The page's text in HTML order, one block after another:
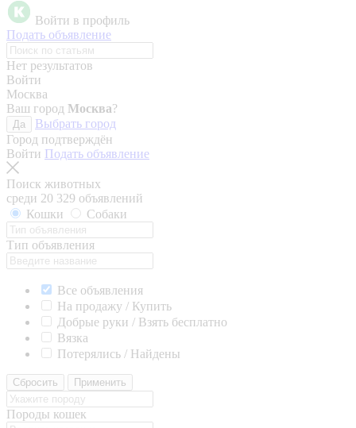
Войти в профиль
Подать объявление
Нет результатов
Войти
Москва
Ваш город Москва?
Да
Выбрать город
Город подтверждён
Войти Подать объявление
Поиск животных
среди 20 329 объявлений
Кошки
Собаки
Тип объявления
Все объявления
На продажу / Купить
Добрые руки / Взять бесплатно
Вязка
Потерялись / Найдены
Сбросить Применить
Породы кошек